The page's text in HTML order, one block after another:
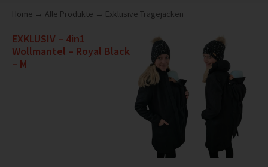
Home → Alle Produkte → Exklusive Tragejacken
EXKLUSIV – 4in1
Wollmantel – Royal Black
– M